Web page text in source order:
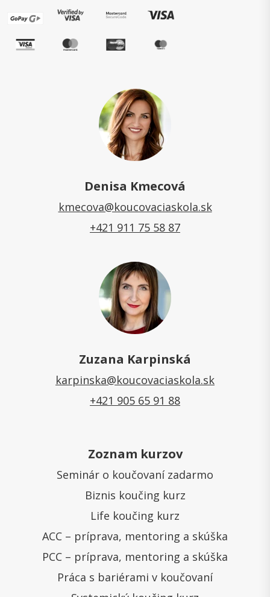
Denisa Kmecová
kmecova@koucovaciaskola.sk
+421 911 75 58 87
Zuzana Karpinská
karpinska@koucovaciaskola.sk
+421 905 65 91 88
Zoznam kurzov
Seminár o koučovaní zadarmo
Biznis koučing kurz
Life koučing kurz
ACC – príprava, mentoring a skúška
PCC – príprava, mentoring a skúška
Práca s bariérami v koučovaní